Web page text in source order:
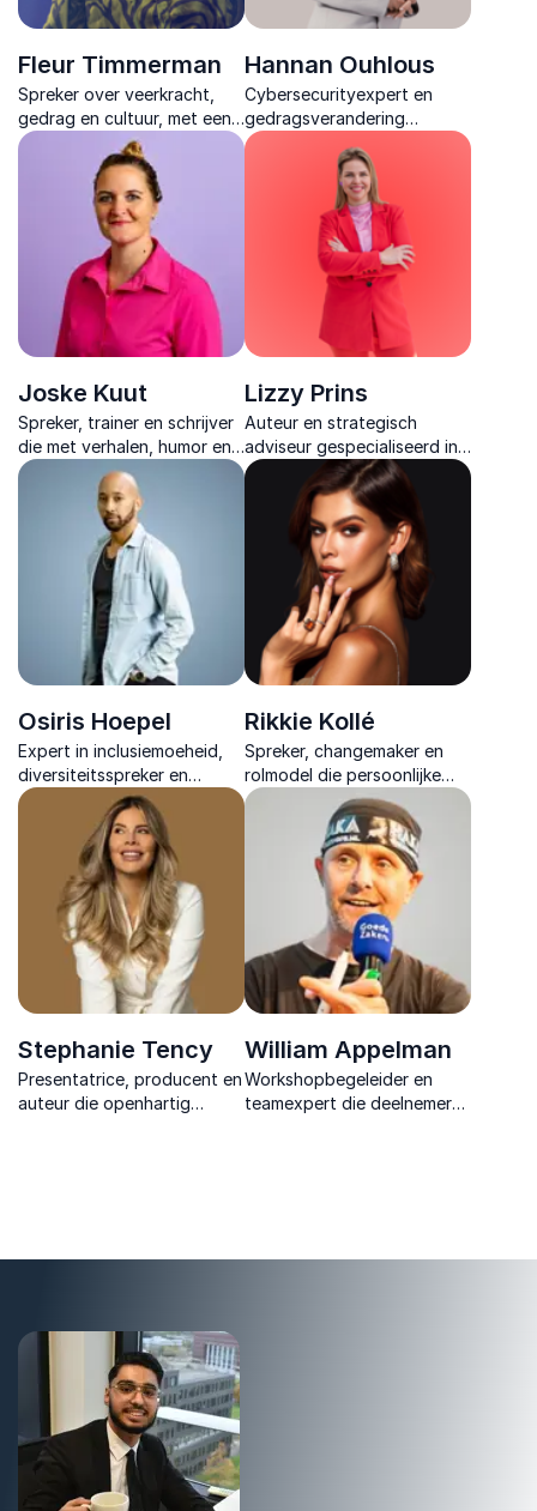
Fleur Timmerman
Spreker over veerkracht,
gedrag en cultuur, met een
persoonlijk verhaal dat
teams in beweging zet.
Hannan Ouhlous
Cybersecurityexpert en
gedragsverandering
specialist die laat zien hoe
menselijk gedrag de sleutel
vormt tot veilige digitale
organisaties & sterke
securitycultuur.
Joske Kuut
Spreker, trainer en schrijver
die met verhalen, humor en
praktische tools laat zien
hoe oordeelvrij leiderschap
veiligheid en verbinding
Lizzy Prins
Auteur en strategisch
adviseur gespecialiseerd in
de impact van systemen op
menselijk gedrag. Focus op
de dynamiek tussen
technologie en je
organisatiecultuur.
Osiris Hoepel
Expert in inclusiemoeheid,
diversiteitsspreker en
master trainer met
internationale ervaring in
duurzaam draagvlak voor
Rikkie Kollé
Spreker, changemaker en
rolmodel die persoonlijke
ervaringen koppelt aan
praktische inzichten voor
organisaties die duurzame
inclusie willen realiseren.
Stephanie Tency
Presentatrice, producent en
auteur die openhartig
William Appelman
Workshopbegeleider en
teamexpert die deelnemers